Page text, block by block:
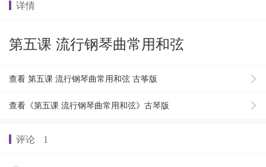
详情
第五课 流行钢琴曲常用和弦
查看 第五课 流行钢琴曲常用和弦 古筝版
查看《第五课 流行钢琴曲常用和弦》古琴版
评论 1